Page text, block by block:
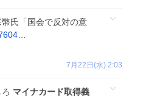
氏「国会で反対の意
7月22日(水) 2:03
マイナカード取得義